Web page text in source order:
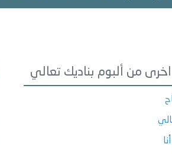
من ألبوم بناديك تعالي